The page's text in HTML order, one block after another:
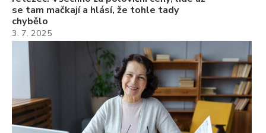
se tam mačkají a hlásí, že tohle tady
chybělo
3. 7. 2025